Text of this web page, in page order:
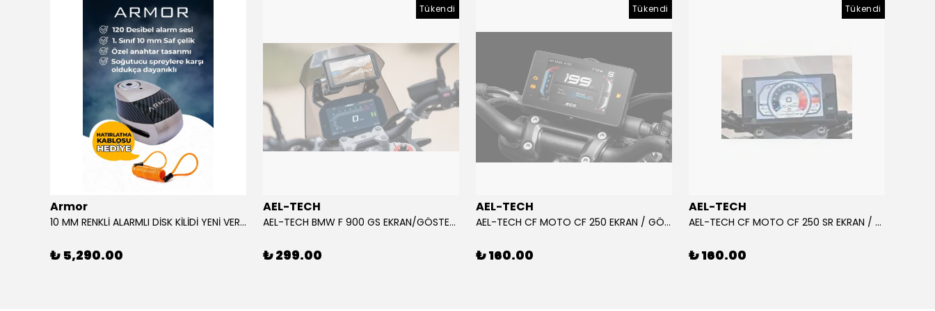
Armor
10 MM RENKLİ ALARMLI DİSK KİLİDİ YENİ VERSİYON
₺ 5,290.00
Tükendi
AEL-TECH
AEL-TECH BMW F 900 GS EKRAN/GÖSTERGE KORUYUCU 2024-2025
₺ 299.00
Tükendi
AEL-TECH
AEL-TECH CF MOTO CF 250 EKRAN / GÖSTERGE KORUYUCU 2020-2022
₺ 160.00
Tükendi
AEL-TECH
AEL-TECH CF MOTO CF 250 SR EKRAN / GÖSTERGE KORUYUCU 2023-2025
₺ 160.00